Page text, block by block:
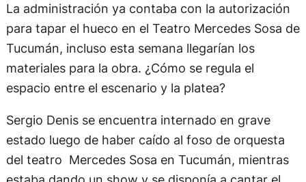
La administración ya contaba con la autorización
para tapar el hueco en el Teatro Mercedes Sosa de
Tucumán, incluso esta semana llegarían los
materiales para la obra. ¿Cómo se regula el
espacio entre el escenario y la platea?
Sergio Denis se encuentra internado en grave
estado luego de haber caído al foso de orquesta
del teatro Mercedes Sosa en Tucumán, mientras